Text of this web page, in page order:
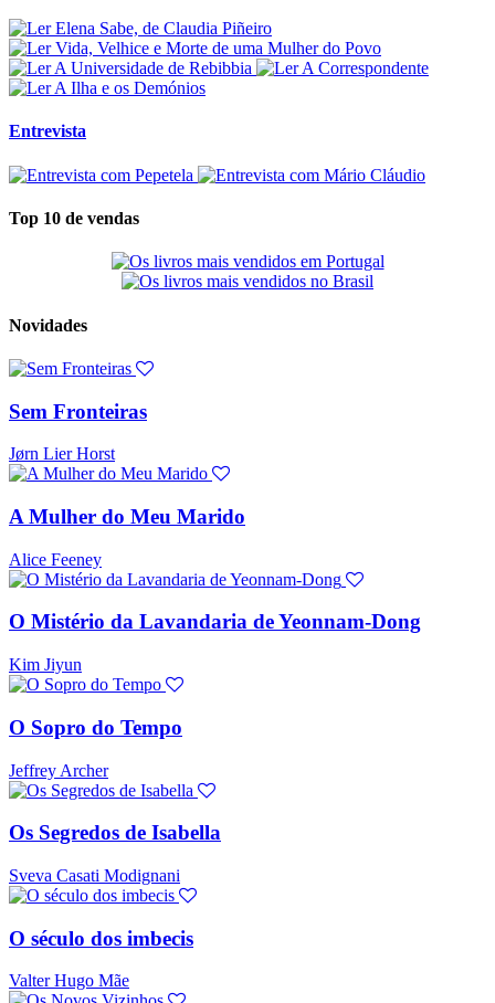
Entrevista
Top 10 de vendas
Novidades
Sem Fronteiras
Jørn Lier Horst
A Mulher do Meu Marido
Alice Feeney
O Mistério da Lavandaria de Yeonnam-Dong
Kim Jiyun
O Sopro do Tempo
Jeffrey Archer
Os Segredos de Isabella
Sveva Casati Modignani
O século dos imbecis
Valter Hugo Mãe